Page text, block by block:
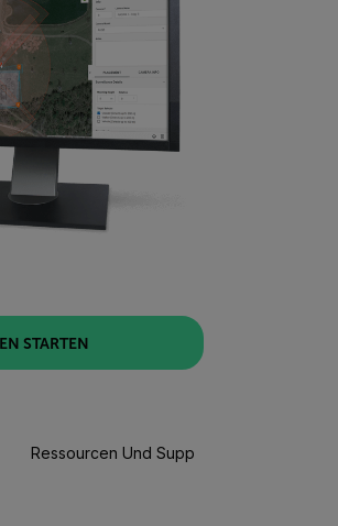
STARTEN
Ressourcen Und Support